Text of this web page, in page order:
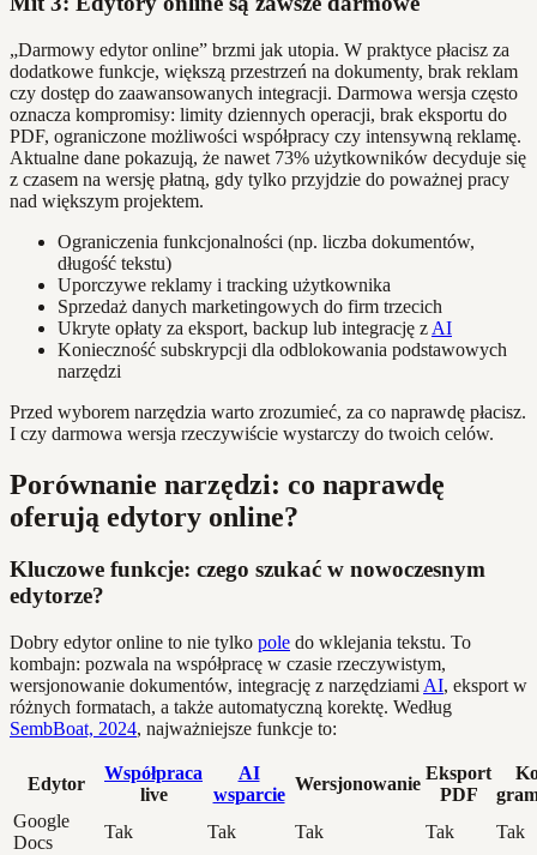
„Darmowy edytor online” brzmi jak utopia. W praktyce płacisz za
dodatkowe funkcje, większą przestrzeń na dokumenty, brak reklam
czy dostęp do zaawansowanych integracji. Darmowa wersja często
oznacza kompromisy: limity dziennych operacji, brak eksportu do
PDF, ograniczone możliwości współpracy czy intensywną reklamę.
Aktualne dane pokazują, że nawet 73% użytkowników decyduje się
z czasem na wersję płatną, gdy tylko przyjdzie do poważnej pracy
nad większym projektem.
Ograniczenia funkcjonalności (np. liczba dokumentów,
długość tekstu)
Uporczywe reklamy i tracking użytkownika
Sprzedaż danych marketingowych do firm trzecich
Ukryte opłaty za eksport, backup lub integrację z AI
Konieczność subskrypcji dla odblokowania podstawowych
narzędzi
Przed wyborem narzędzia warto zrozumieć, za co naprawdę płacisz.
I czy darmowa wersja rzeczywiście wystarczy do twoich celów.
Porównanie narzędzi: co naprawdę
oferują edytory online?
Kluczowe funkcje: czego szukać w nowoczesnym
edytorze?
Dobry edytor online to nie tylko pole do wklejania tekstu. To
kombajn: pozwala na współpracę w czasie rzeczywistym,
wersjonowanie dokumentów, integrację z narzędziami AI, eksport w
różnych formatach, a także automatyczną korektę. Według
SembBoat, 2024, najważniejsze funkcje to:
Edytor
Współpraca
live
AI
wsparcie
Wersjonowanie
Eksport
PDF
Google
Docs
Tak Tak Tak Tak
Tak